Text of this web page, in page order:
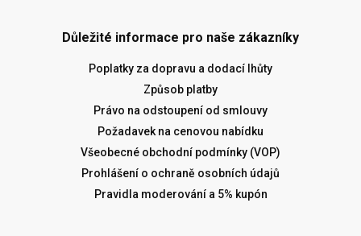
Důležité informace pro naše zákazníky
Poplatky za dopravu a dodací lhůty
Způsob platby
Právo na odstoupení od smlouvy
Požadavek na cenovou nabídku
Všeobecné obchodní podmínky (VOP)
Prohlášení o ochraně osobních údajů
Pravidla moderování a 5% kupón